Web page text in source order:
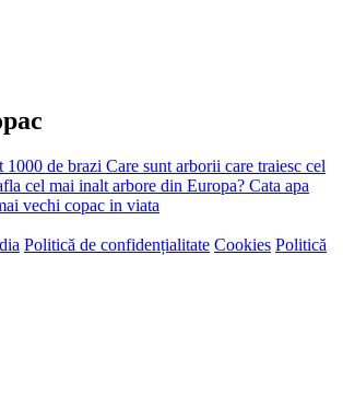
1000 de brazi Care sunt arborii care traiesc cel
cel mai inalt arbore din Europa? Cata apa
vechi copac in viata
Politică de confidențialitate Cookies Politică